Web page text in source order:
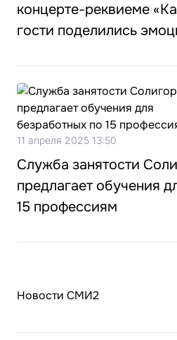
концерте-реквиеме
гости поделились
11 апреля 2025 13:50
Служба занятости
предлагает обучения
15 профессиям
Новости СМИ2